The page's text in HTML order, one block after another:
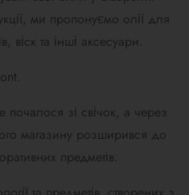
ми пропонуємо олії для
віск та інші аксесуари.
зі свічок, а через
магазину розширився до
предметів.